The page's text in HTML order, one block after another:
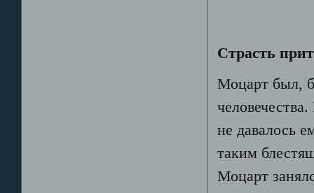
Страсть
Моцарт был,
не давалось
таким
Моцарт